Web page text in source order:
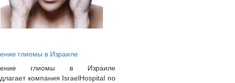
глиомы в Израиле
глиомы в Израиле
компания IsraelHospital по